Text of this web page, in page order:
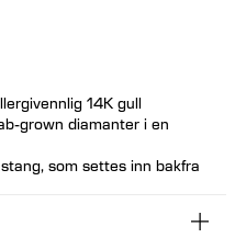
14K gull
grown diamanter i en
som settes inn bakfra
for å få satt inn dette